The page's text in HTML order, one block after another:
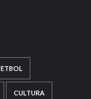
CULTURA